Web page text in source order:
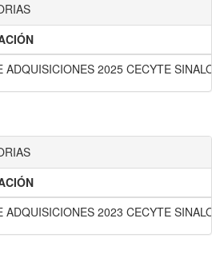
ADQUISICIONES 2025 CECYTE
ADQUISICIONES 2023 CECYTE